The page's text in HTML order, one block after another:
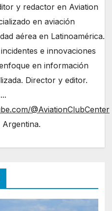
y redactor en Aviation
en aviación
aérea en Latinoamérica.
e innovaciones
en información
Director y editor.
@AviationClubCenter